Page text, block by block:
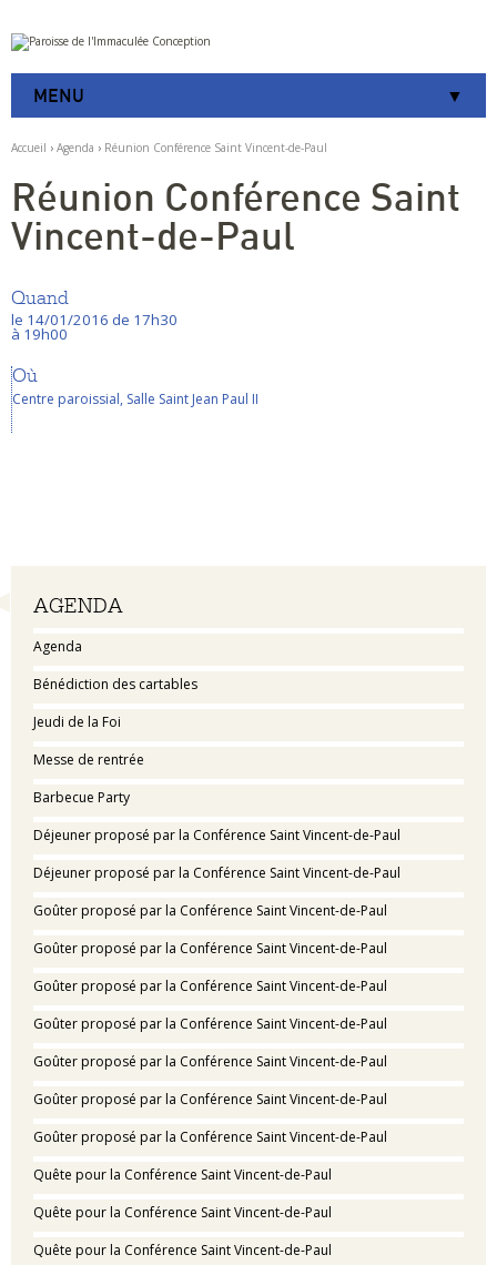
Aller
au
contenu.
à
navigation
Outils
personnels
MENU
Accueil › Agenda › Réunion Conférence Saint Vincent-de-Paul
Navigation
AGENDA
Agenda
Bénédiction des cartables
Jeudi de la Foi
Messe de rentrée
Barbecue Party
Déjeuner proposé par la Conférence Saint Vincent-de-Paul
Déjeuner proposé par la Conférence Saint Vincent-de-Paul
Goûter proposé par la Conférence Saint Vincent-de-Paul
Goûter proposé par la Conférence Saint Vincent-de-Paul
Goûter proposé par la Conférence Saint Vincent-de-Paul
Goûter proposé par la Conférence Saint Vincent-de-Paul
Goûter proposé par la Conférence Saint Vincent-de-Paul
Goûter proposé par la Conférence Saint Vincent-de-Paul
Goûter proposé par la Conférence Saint Vincent-de-Paul
Quête pour la Conférence Saint Vincent-de-Paul
Quête pour la Conférence Saint Vincent-de-Paul
Quête pour la Conférence Saint Vincent-de-Paul
Réunion Conférence Saint
Vincent-de-Paul
Quand
le 14/01/2016 de 17h30
à 19h00
Où
Centre paroissial, Salle Saint Jean Paul II